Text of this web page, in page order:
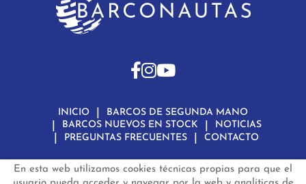
En esta web utilizamos cookies técnicas propias para que el
INICIO
BARCOS DE SEGUNDA MANO
BARCOS NUEVOS EN STOCK
NOTICIAS
PREGUNTAS FRECUENTES
CONTACTO
Aviso Legal
Política de Privacidad de Datos
Política de Cookies
Configuración de Cookies